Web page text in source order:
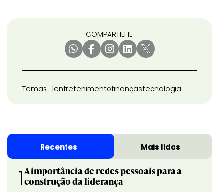
COMPARTILHE:
Temas entretenimentofinançastecnologia
Recentes Mais lidas
1 A importância de redes pessoais para a
construção da liderança